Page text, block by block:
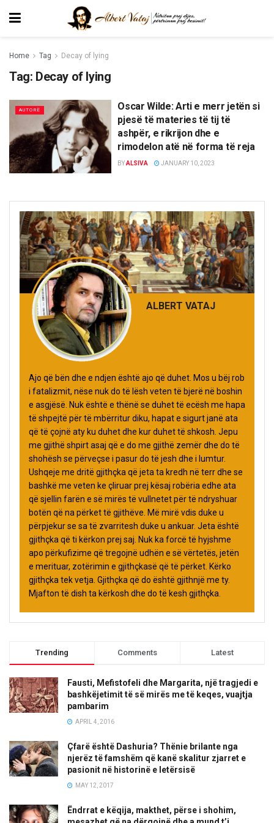
Home Tag Decay of lying
Tag: Decay of lying
AUTORË
Oscar Wilde: Arti e merr jetën si
pjesë të materies të tij të
ashpër, e rikrijon dhe e
rimodelon atë në forma të reja
BYALSIVA JANUARY 10, 2023
ALBERT VATAJ
Ajo që bën dhe e ndjen është ajo që duhet. Mos u bëj rob
i fatalizmit, nëse nuk do të lësh veten të bjerë në boshin
e asgjësë. Nuk është e thënë se duhet të ecësh me hapa
të shpejtë për të mbërritur diku, hapat e sigurt janë ata
që të çojnë aty ku duhet dhe kur duhet të shkosh. Jepu
me gjithë shpirt asaj që e do me gjithë zemër dhe do të
shohësh se përveçse i pasur do të jesh dhe i lumtur.
Ushqeje me dritë gjithçka që jeta ta kredh në terr dhe se
bashkë me veten ke çliruar prej kësaj robëria edhe ata
që sjellin farën e së mirës të vullnetet për të ndryshuar
botën që na përket të gjithëve. Më mirë vdis duke u
përpjekur se sa të zvarritesh duke u ankuar. Jeta është
gjithçka që ti kërkon prej saj. Nuk ka forcë të hyjshme
apo përkufizime që tregojnë udhën e së vërtetës, jetën
e merituar, zotërimin e gjithçkasë që të përket. Kërko
gjithçka tek vetja. Gjithçka që do është gjithnjë me ty.
Mjafton të dish ta kërkosh dhe do të kesh gjithçka.
Trending Comments Latest
Fausti, Mefistofeli dhe Margarita, një tragjedi e
bashkëjetimit të së mirës me të keqes, vuajtja
pambarim
APRIL 4, 2016
Çfarë është Dashuria? Thënie brilante nga
njerëz të famshëm që kanë skalitur zjarret e
pasionit në historinë e letërsisë
MAY 12, 2017
Ëndrrat e këqija, makthet, përse i shohim,